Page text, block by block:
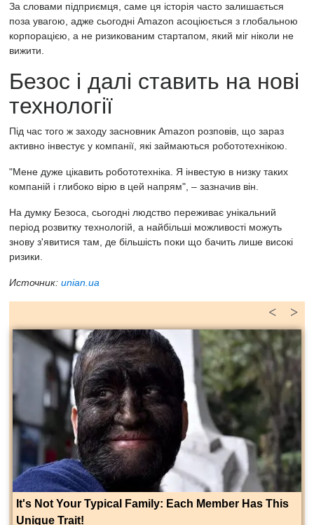
За словами підприємця, саме ця історія часто залишається
поза увагою, адже сьогодні Amazon асоціюється з глобальною
корпорацією, а не ризикованим стартапом, який міг ніколи не
вижити.
Безос і далі ставить на нові
технології
Під час того ж заходу засновник Amazon розповів, що зараз
активно інвестує у компанії, які займаються робототехнікою.
"Мене дуже цікавить робототехніка. Я інвестую в низку таких
компаній і глибоко вірю в цей напрям", – зазначив він.
На думку Безоса, сьогодні людство переживає унікальний
період розвитку технологій, а найбільші можливості можуть
знову з'явитися там, де більшість поки що бачить лише високі
ризики.
Источник: unian.ua
>
<
It's Not Your Typical Family: Each Member Has This
Unique Trait!